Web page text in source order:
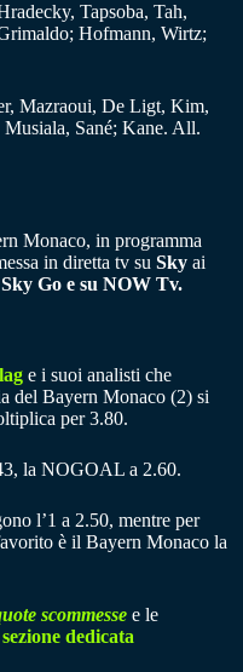
Tapsoba, Tah,
Hofmann, Wirtz;
Mazraoui, De Ligt, Kim,
Sané; Kane. All.
Monaco, in programma
in diretta tv su Sky ai
Sky Go e su NOW Tv.
e i suoi analisti che
del Bayern Monaco (2) si
per 3.80.
la NOGOAL a 2.60.
l’1 a 2.50, mentre per
è il Bayern Monaco la
scommesse e le
sezione dedicata